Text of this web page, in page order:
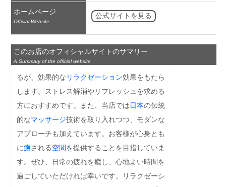
ホームページ
Official Website
公式サイトを見る
このお店のオフィシャルサイトのサマリー
A Summary of the official website
るが、効果的な リラクゼーション効果をもたら
します。ストレス解消やリフレッシュを求める
方におすすめです。また、当店では日本の伝統
的なマッサージ技術を取り入れつつ、モダンな
アプローチも加えています。お客様が心身とも
に癒される空間を提供することを目指していま
す。ぜひ、日常の疲れを癒し、心地よい時間を
過ごしていただければ幸いです。リラクゼーシ